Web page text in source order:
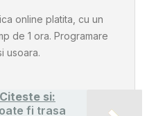
online platita, cu un
de 1 ora. Programare
usoara.
Citeste si:
fi trasa